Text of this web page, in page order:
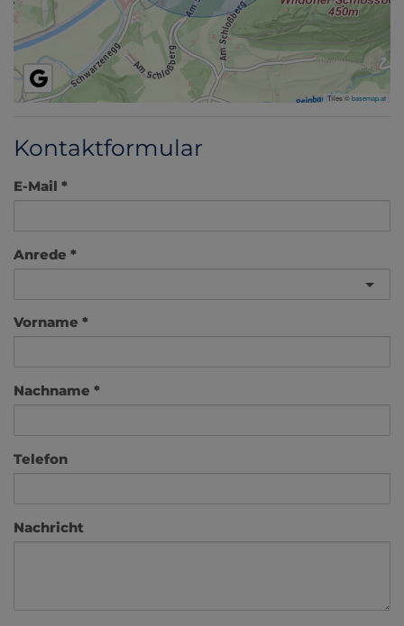
Tiles ©basemap.at
Kontaktformular
E-Mail
Anrede
Vorname
Nachname
Telefon
Nachricht